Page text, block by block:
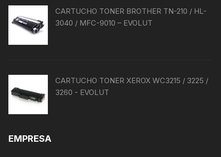
CARTUCHO TONER BROTHER TN-210 / HL-
3040 / MFC-9010 – EVOLUT
CARTUCHO TONER XEROX WC3215 / 3225 /
3260 - EVOLUT
EMPRESA